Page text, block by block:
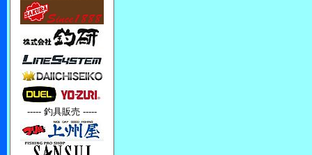
----- 釣具販売 -----